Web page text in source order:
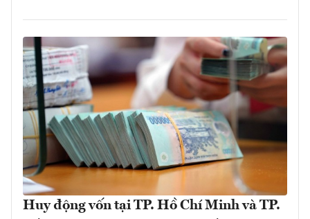
Huy động vốn tại TP. Hồ Chí Minh và TP.